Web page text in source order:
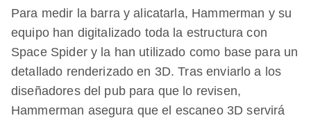
Para medir la barra y alicatarla, Hammerman y su
equipo han digitalizado toda la estructura con
Space Spider y la han utilizado como base para un
detallado renderizado en 3D. Tras enviarlo a los
diseñadores del pub para que lo revisen,
Hammerman asegura que el escaneo 3D servirá